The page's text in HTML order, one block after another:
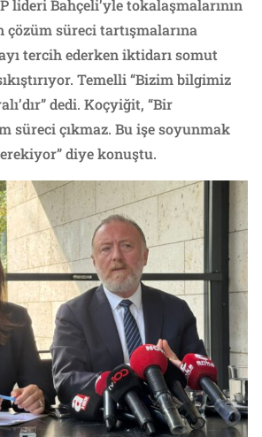
lideri Bahçeli’yle tokalaşmalarının
çözüm süreci tartışmalarına
tercih ederken iktidarı somut
Temelli “Bizim bilgimiz
dedi. Koçyiğit, “Bir
süreci çıkmaz. Bu işe soyunmak
diye konuştu.